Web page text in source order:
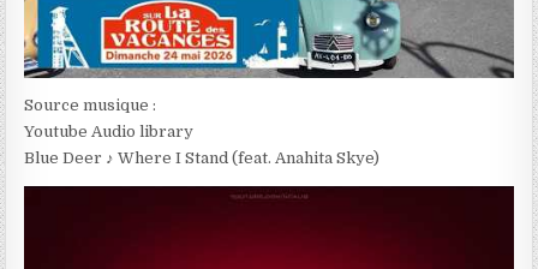
Source musique :
Youtube Audio library
Blue Deer ♪ Where I Stand (feat. Anahita Skye)